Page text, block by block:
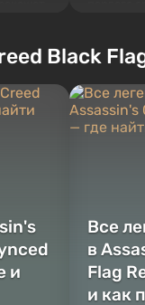
в
как на
Место
Black
и
Все
в
Flag
и как